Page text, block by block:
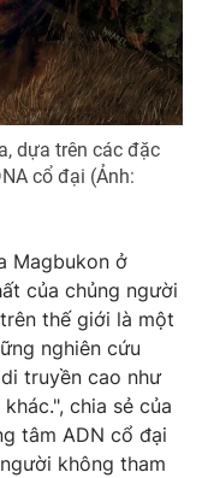
dựa trên các đặc
cổ đại (Ảnh:
Magbukon ở
của chủng người
thế giới là một
nghiên cứu
truyền cao như
chia sẻ của
tâm ADN cổ đại
không tham